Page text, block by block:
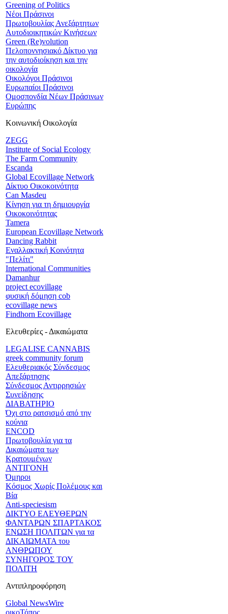
Greening of Politics
Νέοι Πράσινοι
Πρωτοβουλίας Ανεξάρτητων
Αυτοδιοικητικών Κινήσεων
Green (Re)volution
Πελοποννησιακό Δίκτυο για
την αυτοδιοίκηση και την
οικολογία
Οικολόγοι Πράσινοι
Ευρωπαίοι Πράσινοι
Ομοσπονδία Νέων Πράσινων
Ευρώπης
Κοινωνική Οικολογία
ZEGG
Institute of Social Ecology
The Farm Community
Escanda
Global Ecovillage Network
Δίκτυο Οικοκοινότητα
Can Masdeu
Κίνηση για τη δημιουργία
Οικοκοινότητας
Tamera
European Ecovillage Network
Dancing Rabbit
Εναλλακτική Κοινότητα
"Πελίτι"
International Communities
Damanhur
project ecovillage
φυσική δόμηση cob
ecovillage news
Findhorn Ecovillage
Ελευθερίες - Δικαιώματα
LEGALISE CANNABIS
greek community forum
Ελευθεριακός Σύνδεσμος
Απεξάρτησης
Σύνδεσμος Αντιρρησιών
Συνείδησης
ΔΙΑΒΑΤΗΡΙΟ
Όχι στο ρατσισμό από την
κούνια
ENCOD
Πρωτοβουλία για τα
Δικαιώματα των
Κρατουμένων
ΑΝΤΙΓΟΝΗ
Όμηροι
Κόσμος Χωρίς Πολέμους και
Βία
Anti-speciesism
ΔΙΚΤΥΟ ΕΛΕΥΘΕΡΩΝ
ΦΑΝΤΑΡΩΝ ΣΠΑΡΤΑΚΟΣ
ΕΝΩΣΗ ΠΟΛΙΤΩΝ για τα
ΔΙΚΑΙΩΜΑΤΑ του
ΑΝΘΡΩΠΟΥ
ΣΥΝΗΓΟΡΟΣ ΤΟΥ
ΠΟΛΙΤΗ
Αντιπληροφόρηση
Global NewsWire